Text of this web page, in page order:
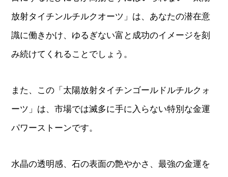
放射タイチンルチルクオーツ」は、あなたの潜在意
識に働きかけ、ゆるぎない富と成功のイメージを刻
み続けてくれることでしょう。
また、この「太陽放射タイチンゴールドルチルクォ
ーツ」は、市場では滅多に手に入らない特別な金運
パワーストーンです。
水晶の透明感、石の表面の艶やかさ、最強の金運を